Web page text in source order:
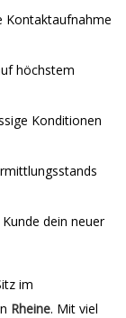
Kontaktaufnahme
höchstem
Konditionen
dein neuer
im
Rheine. Mit viel